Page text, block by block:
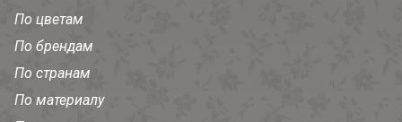
По цветам
По брендам
По странам
По материалу